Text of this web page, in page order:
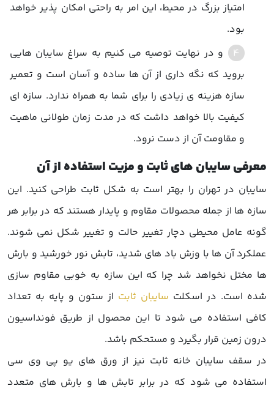
امتیاز بزرگ در محیط، این امر به راحتی امکان پذیر خواهد
بود.
و در نهایت توصیه می کنیم به سراغ سایبان هایی
بروید که نگه داری از آن ها ساده و آسان است و تعمیر
سازه هزینه ی زیادی را برای شما به همراه ندارد. سازه ای
کیفیت بالا خواهد داشت که در مدت زمان طولانی ماهیت
و مقاومت آن از دست نرود.
معرفی سایبان های ثابت و مزیت استفاده از آن
سایبان در تهران را بهتر است به شکل ثابت طراحی کنید. این
سازه ها از جمله محصولات مقاوم و پایدار هستند که در برابر هر
گونه عامل محیطی دچار تغییر حالت و تغییر شکل نمی شوند.
عملکرد آن ها با وزش باد های شدید، تابش نور خورشید و بارش
ها مختل نخواهد شد چرا که این سازه به خوبی مقاوم سازی
شده است. در اسکلت سایبان ثابت از ستون و پایه به تعداد
کافی استفاده می شود تا این محصول از طریق فونداسیون
درون زمین قرار بگیرد و مستحکم باشد.
در سقف سایبان خانه ثابت نیز از ورق های یو پی وی سی
استفاده می شود که در برابر تابش ها و بارش های متعدد